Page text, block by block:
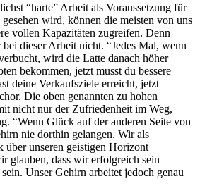
“harte” Arbeit als Voraussetzung für
wird, können die meisten von uns
vollen Kapazitäten zugreifen. Denn
dieser Arbeit nicht. “Jedes Mal, wenn
wird die Latte danach höher
bekommen, jetzt musst du bessere
deine Verkaufsziele erreicht, jetzt
Die oben genannten zu hohen
nicht nur der Zufriedenheit im Weg,
“Wenn Glück auf der anderen Seite von
nie dorthin gelangen. Wir als
über unseren geistigen Horizont
glauben, dass wir erfolgreich sein
Unser Gehirn arbeitet jedoch genau